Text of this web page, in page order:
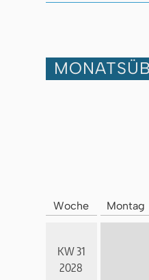
Woche Montag
KW 31
2028